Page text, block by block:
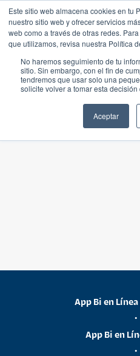
Este sitio web almacena cookies en tu
nuestro sitio web y ofrecer servicios
web como a través de otras redes.
que utilizamos, revisa nuestra Política
No haremos seguimiento de tu
sitio. Sin embargo, con el fin de
tendremos que usar solo una
solicite volver a tomar esta decisión
Aceptar
App Bi en
•
App Bi en
•